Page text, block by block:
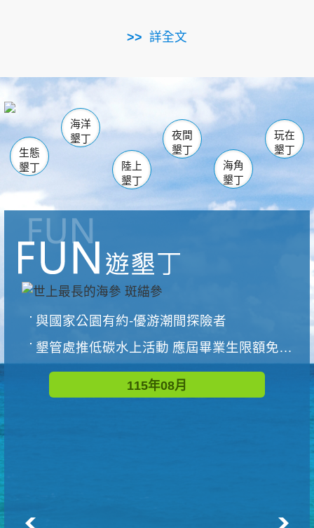
詳全文
南仁湖
海生館
恆春 佳樂水
龍鑾潭自然中心 森林遊樂區
瓊麻館
關山 墾管處遊客中心
社頂公園 風吹沙
船帆石
白砂 龍磐公園
香蕉灣
砂島
鵝鑾鼻
生態
墾丁
海洋
墾丁
陸上
墾丁
夜間
墾丁
海角
墾丁
玩在
墾丁
與國家公園有約-優游潮間探險者
墾管處推低碳水上活動 應屆畢業生限額免費參加
115年08月